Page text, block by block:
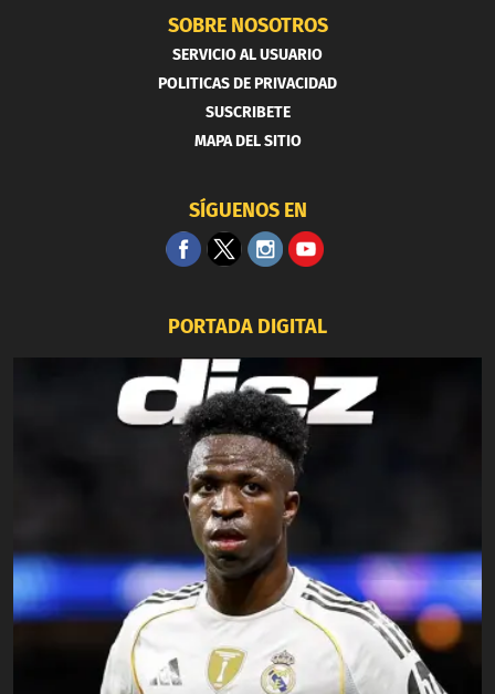
SOBRE NOSOTROS
SERVICIO AL USUARIO
POLITICAS DE PRIVACIDAD
SUSCRIBETE
MAPA DEL SITIO
SÍGUENOS EN
PORTADA DIGITAL